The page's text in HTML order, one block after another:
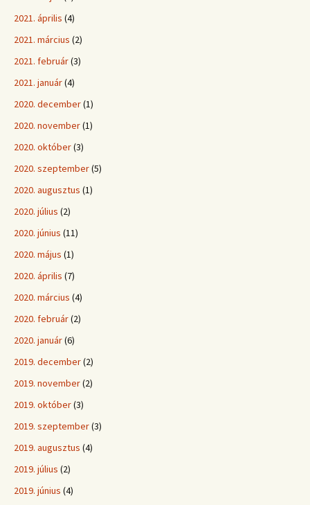
2021. április (4)
2021. március (2)
2021. február(3)
2021. január(4)
2020. december(1)
2020. november(1)
2020. október(3)
2020. szeptember(5)
2020. augusztus (1)
2020. július (2)
2020. június (11)
2020. május (1)
2020. április (7)
2020. március (4)
2020. február(2)
2020. január(6)
2019. december(2)
2019. november(2)
2019. október(3)
2019. szeptember(3)
2019. augusztus (4)
2019. július (2)
2019. június (4)